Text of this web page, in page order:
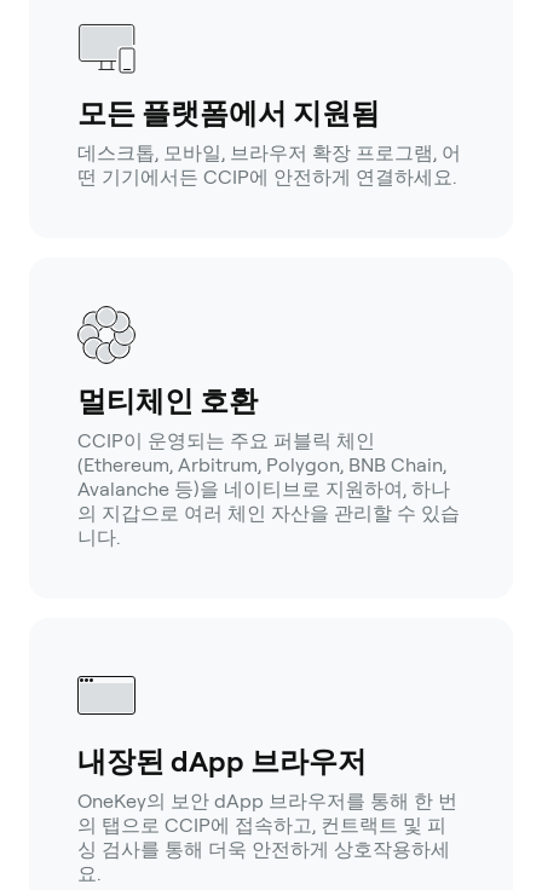
모든 플랫폼에서 지원됨
데스크톱, 모바일, 브라우저 확장 프로그램, 어
떤 기기에서든 CCIP에 안전하게 연결하세요.
멀티체인 호환
CCIP이 운영되는 주요 퍼블릭 체인
(Ethereum, Arbitrum, Polygon, BNB Chain,
Avalanche 등)을 네이티브로 지원하여, 하나
의 지갑으로 여러 체인 자산을 관리할 수 있습
니다.
내장된 dApp 브라우저
OneKey의 보안 dApp 브라우저를 통해 한 번
의 탭으로 CCIP에 접속하고, 컨트랙트 및 피
싱 검사를 통해 더욱 안전하게 상호작용하세
요.